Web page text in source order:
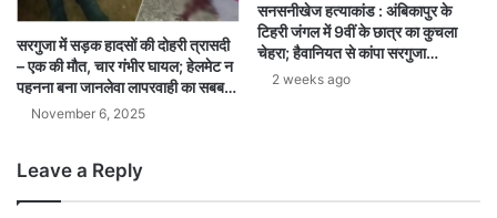
सरगुजा में सड़क हादसों की दोहरी त्रासदी
– एक की मौत, चार गंभीर घायल; हेलमेट न
पहनना बना जानलेवा लापरवाही का सबब…
November 6, 2025
सनसनीखेज हत्याकांड : अंबिकापुर के
टिहरी जंगल में 9वीं के छात्र का कुचला
चेहरा; हैवानियत से कांपा सरगुजा…
2 weeks ago
Leave a Reply